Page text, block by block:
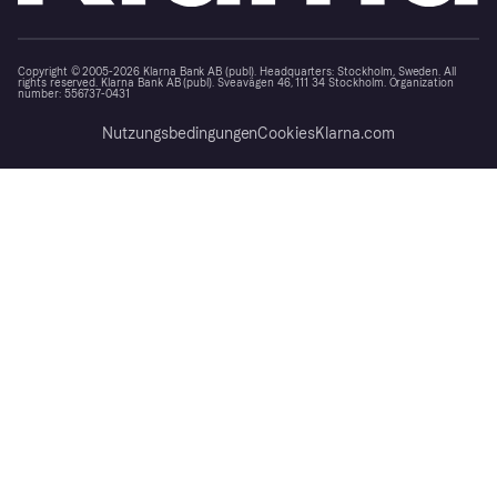
Copyright © 2005-2026 Klarna Bank AB (publ). Headquarters: Stockholm, Sweden. All
rights reserved. Klarna Bank AB (publ). Sveavägen 46, 111 34 Stockholm. Organization
number: 556737-0431
NutzungsbedingungenCookiesKlarna.com